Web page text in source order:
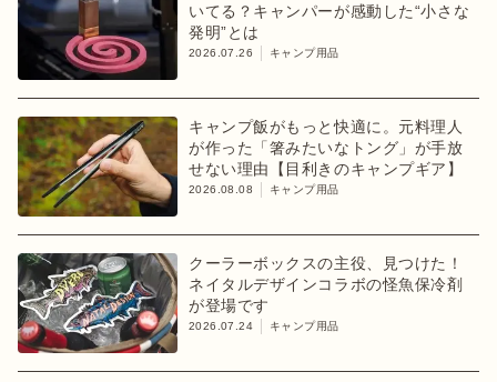
いてる？キャンパーが感動した“小さな
発明”とは
2026.07.26 キャンプ用品
キャンプ飯がもっと快適に。元料理人
が作った「箸みたいなトング」が手放
せない理由【目利きのキャンプギア】
2026.08.08 キャンプ用品
クーラーボックスの主役、見つけた！
ネイタルデザインコラボの怪魚保冷剤
が登場です
2026.07.24 キャンプ用品